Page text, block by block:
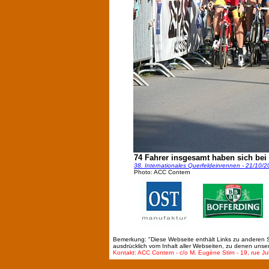
74 Fahrer insgesamt haben sich
38. Internationales Querfeldeinrennen - 21/10/
Photo: ACC Contern
Bemerkung: "Diese Webseite enthält Links zu
ausdrücklich vom Inhalt aller Webseiten, zu denen
Kontakt: ACC Contern - c/o M. Eugène Stirn - 19, rue